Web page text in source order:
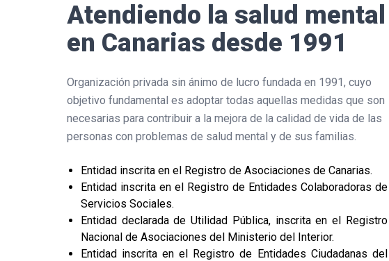
Atendiendo la salud mental
en Canarias desde 1991
Organización privada sin ánimo de lucro fundada en 1991, cuyo
objetivo fundamental es adoptar todas aquellas medidas que son
necesarias para contribuir a la mejora de la calidad de vida de las
personas con problemas de salud mental y de sus familias.
Entidad inscrita en el Registro de Asociaciones de Canarias.
Entidad inscrita en el Registro de Entidades Colaboradoras de
Servicios Sociales.
Entidad declarada de Utilidad Pública, inscrita en el Registro
Nacional de Asociaciones del Ministerio del Interior.
Entidad inscrita en el Registro de Entidades Ciudadanas del